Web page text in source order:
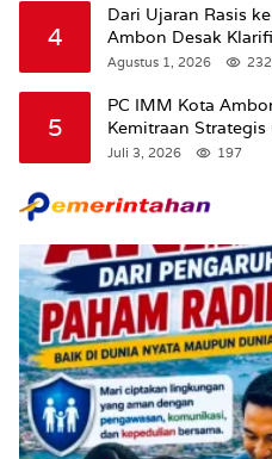
4
Dari Ujaran Rasis
Ambon Desak
Tunda Pengibaran
Agustus 1, 2026 232
5
PC IMM Kota
Kemitraan
Bangsa
Juli 3, 2026 197